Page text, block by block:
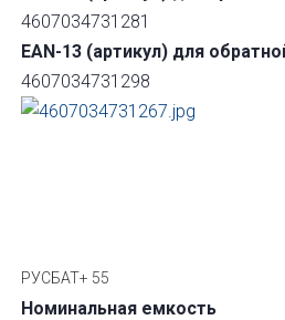
4607034731281
EAN-13 (артикул) для
4607034731298
РУСБАТ+ 55
Номинальная емкость